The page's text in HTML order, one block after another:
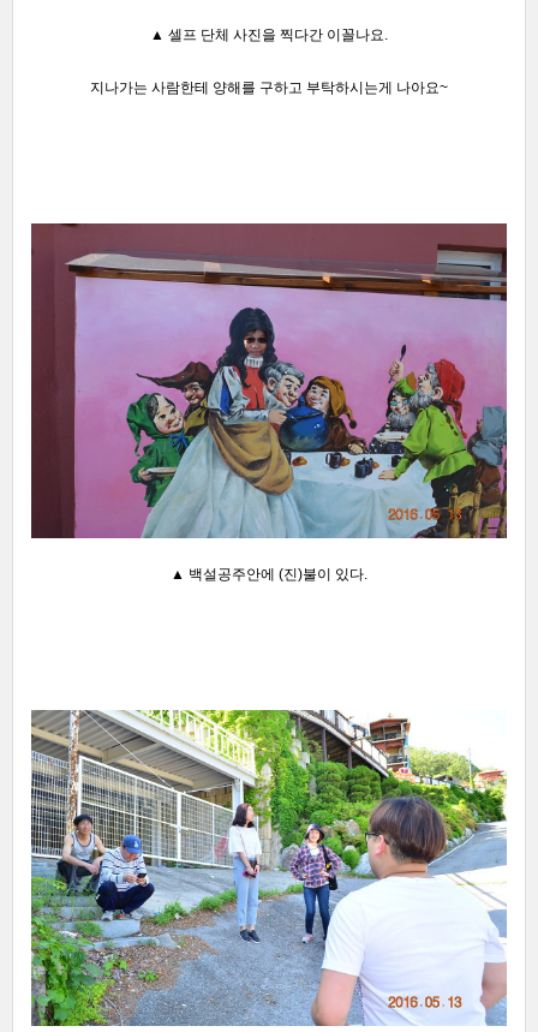
▲ 셀프 단체 사진을 찍다간 이꼴나요.
지나가는 사람한테 양해를 구하고 부탁하시는게 나아요~
▲ 백설공주안에 (진)불이 있다.